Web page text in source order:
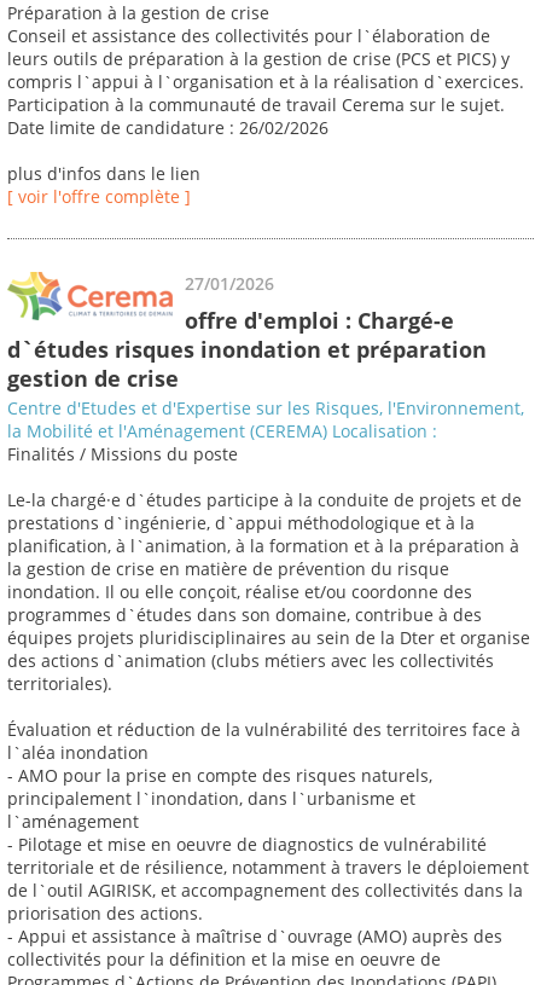
Préparation à la gestion de crise
Conseil et assistance des collectivités pour l`élaboration de
leurs outils de préparation à la gestion de crise (PCS et PICS) y
compris l`appui à l`organisation et à la réalisation d`exercices.
Participation à la communauté de travail Cerema sur le sujet.
Date limite de candidature : 26/02/2026
plus d'infos dans le lien
[ voir l'offre complète ]
27/01/2026
offre d'emploi : Chargé-e
d`études risques inondation et préparation
gestion de crise
Centre d'Etudes et d'Expertise sur les Risques, l'Environnement,
la Mobilité et l'Aménagement (CEREMA) Localisation :
Finalités / Missions du poste
Le-la chargé·e d`études participe à la conduite de projets et de
prestations d`ingénierie, d`appui méthodologique et à la
planification, à l`animation, à la formation et à la préparation à
la gestion de crise en matière de prévention du risque
inondation. Il ou elle conçoit, réalise et/ou coordonne des
programmes d`études dans son domaine, contribue à des
équipes projets pluridisciplinaires au sein de la Dter et organise
des actions d`animation (clubs métiers avec les collectivités
territoriales).
Évaluation et réduction de la vulnérabilité des territoires face à
l`aléa inondation
- AMO pour la prise en compte des risques naturels,
principalement l`inondation, dans l`urbanisme et
l`aménagement
- Pilotage et mise en oeuvre de diagnostics de vulnérabilité
territoriale et de résilience, notamment à travers le déploiement
de l`outil AGIRISK, et accompagnement des collectivités dans la
priorisation des actions.
- Appui et assistance à maîtrise d`ouvrage (AMO) auprès des
collectivités pour la définition et la mise en oeuvre de